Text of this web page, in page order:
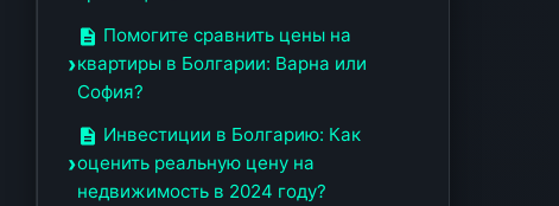
Помогите сравнить цены на
квартиры в Болгарии: Варна или
София?
Инвестиции в Болгарию: Как
оценить реальную цену на
недвижимость в 2024 году?